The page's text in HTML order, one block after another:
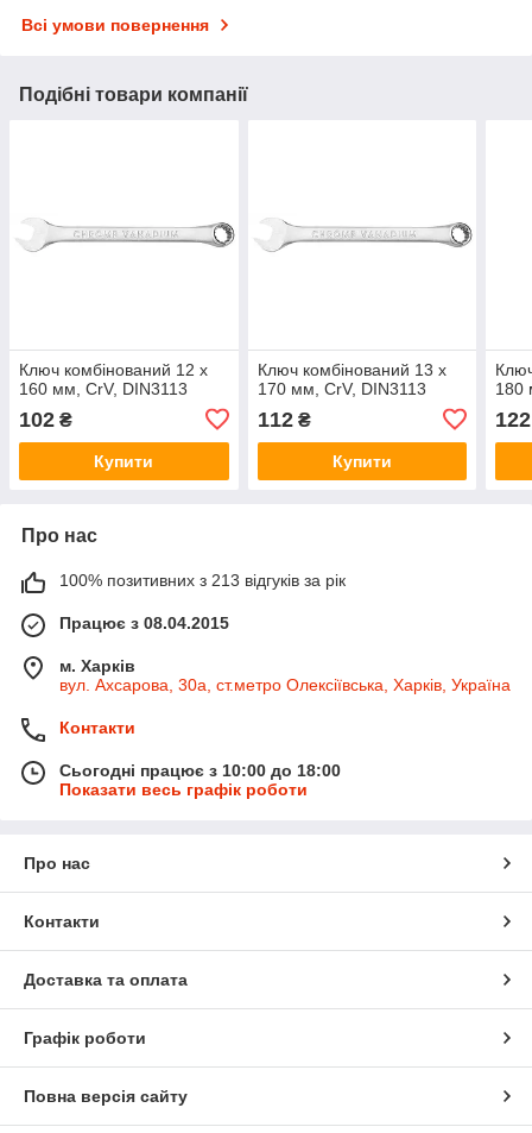
Всі умови повернення
Подібні товари компанії
Ключ комбінований 12 x
160 мм, CrV, DIN3113
102 ₴
Купити
Ключ комбінований 13 x
170 мм, CrV, DIN3113
112₴
Купити
180
122
Про нас
100% позитивних з 213 відгуків за рік
Працює з 08.04.2015
м. Харків
вул. Ахсарова, 30а, ст.метро Олексіївська, Харків, Україна
Контакти
Сьогодні працює з 10:00 до 18:00
Показати весь графік роботи
Про нас
Контакти
Доставка та оплата
Графік роботи
Повна версія сайту